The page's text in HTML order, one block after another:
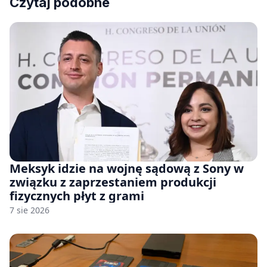
Meksyk idzie na wojnę sądową z Sony w
związku z zaprzestaniem produkcji
fizycznych płyt z grami
7 sie 2026